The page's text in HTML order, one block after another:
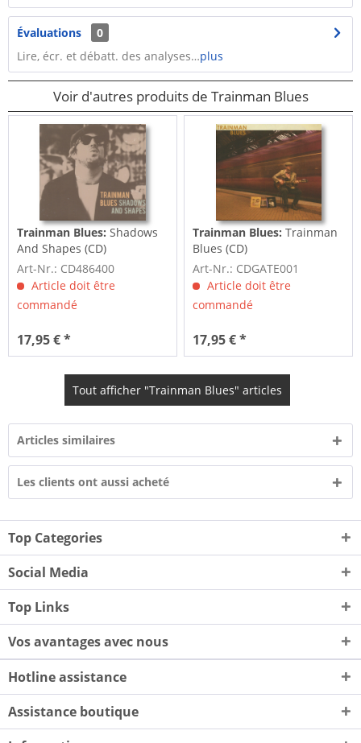
Évaluations
0
Lire, écr. et débatt. des analyses…plus
Voir d'autres produits de Trainman Blues
Trainman Blues: Shadows
And Shapes (CD)
Art-Nr.: CD486400
Article doit être
commandé
17,95 € *
Trainman Blues: Trainman
Blues (CD)
Art-Nr.: CDGATE001
Article doit être
commandé
17,95 € *
Tout afficher "Trainman Blues" articles
Articles similaires
Les clients ont aussi acheté
Top Categories
Social Media
Top Links
Vos avantages avec nous
Hotline assistance
Assistance boutique